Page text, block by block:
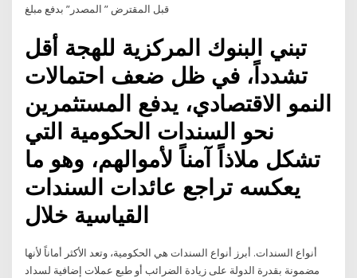
قبل المقترض ” المصدر” بدفع مبلغ
تبني البنوك المركزية للهجة أقل
تشدداً، في ظل ضعف احتمالات
النمو الاقتصادي، يدفع المستثمرين
نحو السندات الحكومية التي
تشكل ملاذاً آمناً لأموالهم، وهو ما
يعكسه تراجع عائدات السندات
القياسية خلال
أنواع السندات. أبرز أنواع السندات هي الحكومية، وتعد الأكثر أماناً لأنها
مضمونة بقدرة الدولة على زيادة الضرائب أو طبع عملات إضافية لسداد